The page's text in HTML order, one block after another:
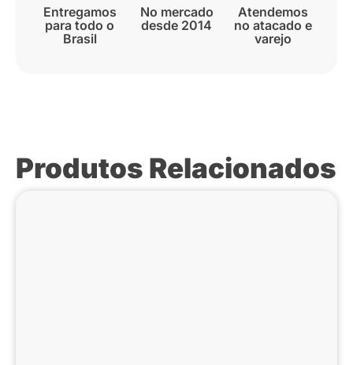
Entregamos
para todo o
Brasil
No mercado
desde 2014
Atendemos
no atacado e
varejo
Produtos Relacionados